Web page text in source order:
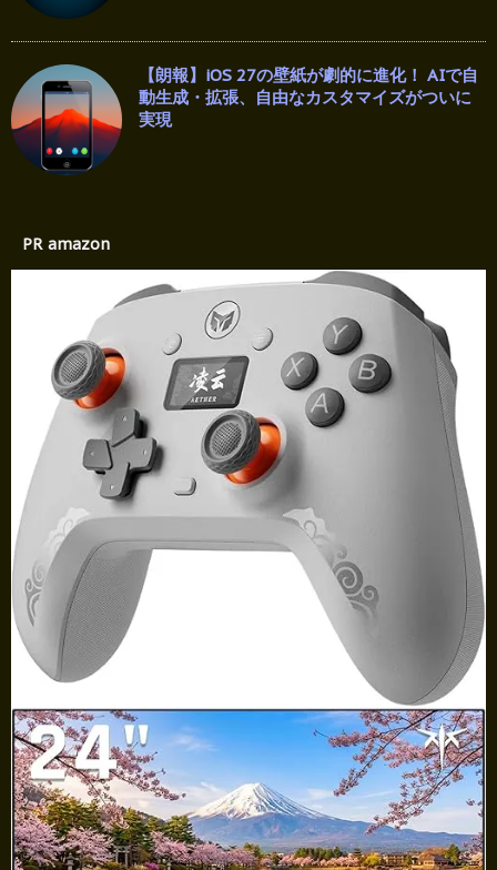
【朗報】iOS 27の壁紙が劇的に進化！ AIで自
動生成・拡張、自由なカスタマイズがついに
実現
PR amazon